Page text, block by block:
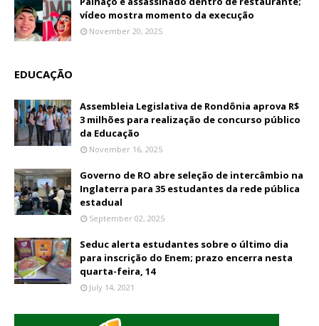
vídeo mostra momento da execução
November 20, 2025
EDUCAÇÃO
Assembleia Legislativa de Rondônia aprova R$
3 milhões para realização de concurso público
da Educação
November 16, 2025
Governo de RO abre seleção de intercâmbio na
Inglaterra para 35 estudantes da rede pública
estadual
September 02, 2025
Seduc alerta estudantes sobre o último dia
para inscrição do Enem; prazo encerra nesta
quarta-feira, 14
July 14, 2021